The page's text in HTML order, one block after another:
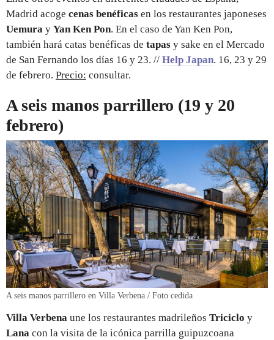
Madrid acoge cenas benéficas en los restaurantes japoneses
Uemura y Yan Ken Pon. En el caso de Yan Ken Pon,
también hará catas benéficas de tapas y sake en el Mercado
de San Fernando los días 16 y 23. // Help Japan. 16, 23 y 29
de febrero. Precio: consultar.
A seis manos parrillero (19 y 20
febrero)
A seis manos parrillero en Villa Verbena / Foto cedida
Villa Verbena une los restaurantes madrileños Triciclo y
Lana con la visita de la icónica parrilla guipuzcoana